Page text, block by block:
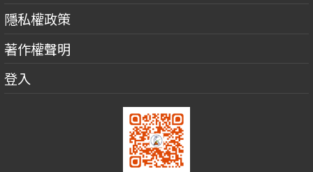
隱私權政策
著作權聲明
登入